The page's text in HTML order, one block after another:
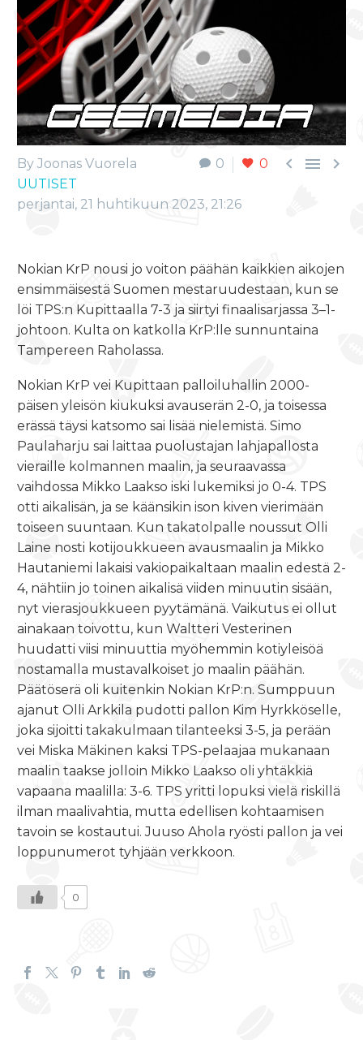
0 0   
By Joonas Vuorela
UUTISET
perjantai, 21 huhtikuun 2023, 21:26
Nokian KrP nousi jo voiton päähän kaikkien aikojen
ensimmäisestä Suomen mestaruudestaan, kun se
löi TPS:n Kupittaalla 7-3 ja siirtyi finaalisarjassa 3–1-
johtoon. Kulta on katkolla KrP:lle sunnuntaina
Tampereen Raholassa.
Nokian KrP vei Kupittaan palloiluhallin 2000-
päisen yleisön kiukuksi avauserän 2-0, ja toisessa
erässä täysi katsomo sai lisää nielemistä. Simo
Paulaharju sai laittaa puolustajan lahjapallosta
vieraille kolmannen maalin, ja seuraavassa
vaihdossa Mikko Laakso iski lukemiksi jo 0-4. TPS
otti aikalisän, ja se käänsikin ison kiven vierimään
toiseen suuntaan. Kun takatolpalle noussut Olli
Laine nosti kotijoukkueen avausmaalin ja Mikko
Hautaniemi lakaisi vakiopaikaltaan maalin edestä 2-
4, nähtiin jo toinen aikalisä viiden minuutin sisään,
nyt vierasjoukkueen pyytämänä. Vaikutus ei ollut
ainakaan toivottu, kun Waltteri Vesterinen
huudatti viisi minuuttia myöhemmin kotiyleisöä
nostamalla mustavalkoiset jo maalin päähän.
Päätöserä oli kuitenkin Nokian KrP:n. Sumppuun
ajanut Olli Arkkila pudotti pallon Kim Hyrkköselle,
joka sijoitti takakulmaan tilanteeksi 3-5, ja perään
vei Miska Mäkinen kaksi TPS-pelaajaa mukanaan
maalin taakse jolloin Mikko Laakso oli yhtäkkiä
vapaana maalilla: 3-6. TPS yritti lopuksi vielä riskillä
ilman maalivahtia, mutta edellisen kohtaamisen
tavoin se kostautui. Juuso Ahola ryösti pallon ja vei
loppunumerot tyhjään verkkoon.
0